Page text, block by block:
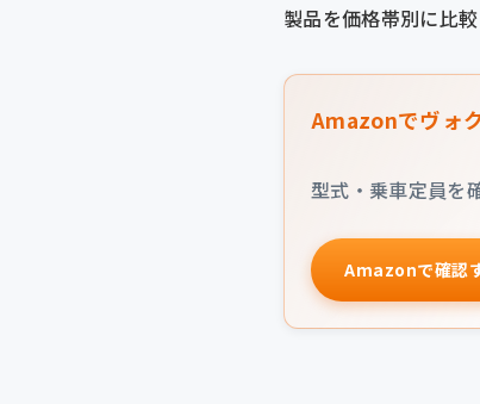
製品を価格帯別に比
Amazonでヴォ
型式・乗車定員を
Amazonで確認